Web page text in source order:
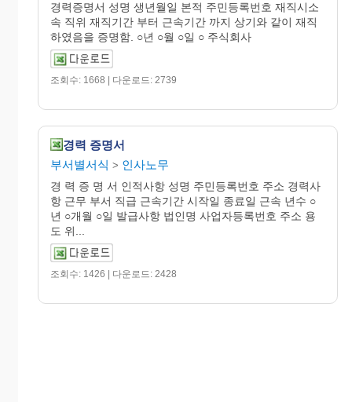
경력증명서 성명 생년월일 본적 주민등록번호 재직시소
속 직위 재직기간 부터 근속기간 까지 상기와 같이 재직
하였음을 증명함. ○년 ○월 ○일 ○ 주식회사
조회수: 1668 | 다운로드: 2739
경력 증명서
부서별서식 > 인사노무
경 력 증 명 서 인적사항 성명 주민등록번호 주소 경력사
항 근무 부서 직급 근속기간 시작일 종료일 근속 년수 ○
년 ○개월 ○일 발급사항 법인명 사업자등록번호 주소 용
도 위...
조회수: 1426 | 다운로드: 2428